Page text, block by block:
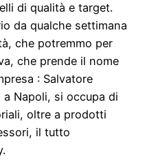
di qualità e target.
da qualche settimana
che potremmo per
che prende il nome
: Salvatore
a Napoli, si occupa di
oltre a prodotti
il tutto